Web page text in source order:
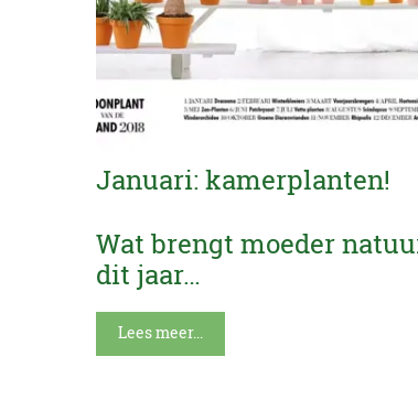
Januari: kamerplanten!
Wat brengt moeder
dit jaar…
Lees meer...